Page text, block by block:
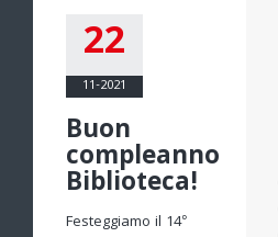
22
11-2021
Buon
compleanno
Biblioteca!
Festeggiamo il 14°